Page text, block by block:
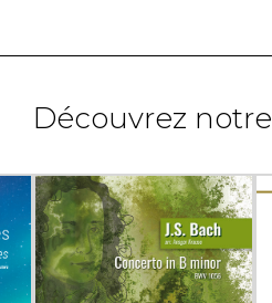
Découvrez